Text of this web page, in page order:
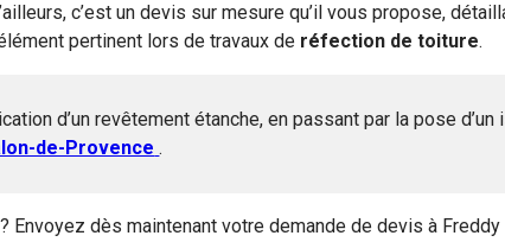
c’est un devis sur mesure qu’il vous propose,
pertinent lors de travaux de réfection de toiture.
d’un revêtement étanche, en passant par la pose
de-Provence .
? Envoyez dès maintenant votre demande de devis à